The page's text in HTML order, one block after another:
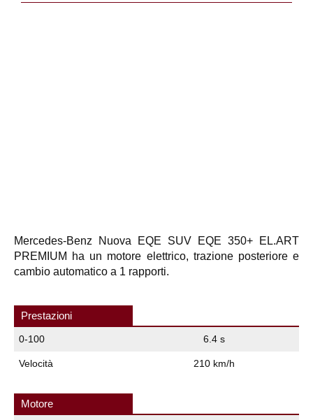
Mercedes-Benz Nuova EQE SUV EQE 350+ EL.ART
PREMIUM ha un motore elettrico, trazione posteriore e
cambio automatico a 1 rapporti.
Prestazioni
0-100 6.4 s
Velocità 210 km/h
Motore